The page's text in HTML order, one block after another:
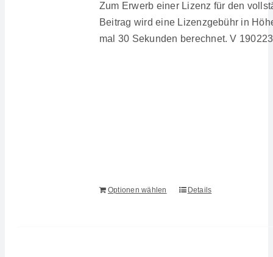
Zum Erwerb einer Lizenz für den
Beitrag wird eine Lizenzgebühr in
mal 30 Sekunden berechnet. V
Optionen wählen Details